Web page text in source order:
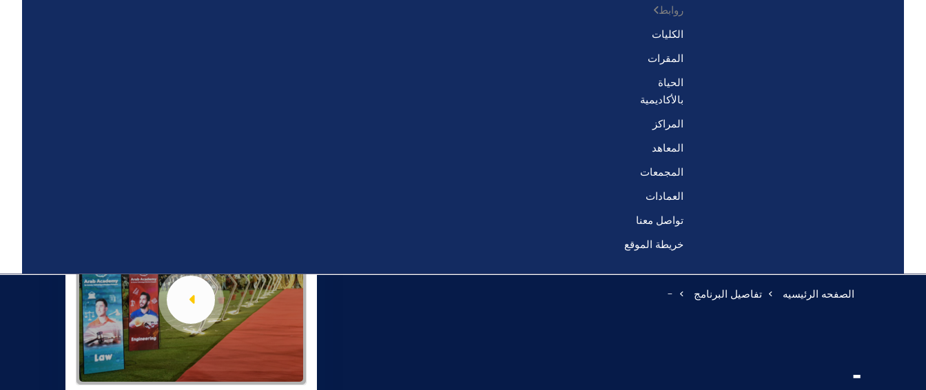
روابط
الكليات
المقرات
الحياة
بالأكاديمية
المراكز
المعاهد
المجمعات
العمادات
تواصل معنا
خريطة الموقع
الصفحه الرئيسيه تفاصيل البرنامج -
-